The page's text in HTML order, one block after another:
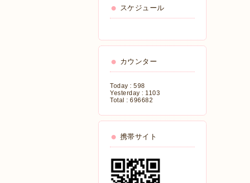
スケジュール
カウンター
Today : 598
Yesterday : 1103
Total : 696682
携帯サイト